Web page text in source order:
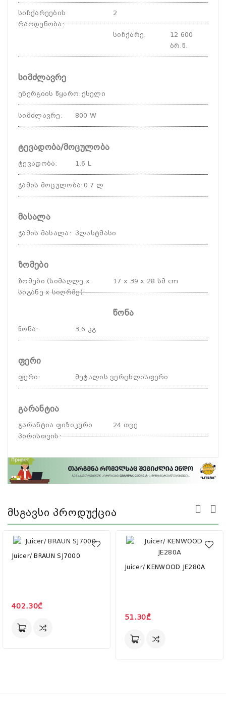
სიჩქარეების
რაოდენობა:
2
სიჩქარე:
12 600
ბრ.წ.
სიმძლავრე
ენერგიის წყარო: ქსელი
სიმძლავრე : 800 W
ტევადობა/მოცულობა
ტევადობა: 1.6 L
ჯამის მოცულობა: 0.7 ლ
მასალა
ჯამის მასალა : პლასტმასი
ზომები
ზომები (სიმაღლე x
სიგანე x სიღრმე):
17 x 39 x 28 სმ cm
წონა
წონა: 3.6 კგ
ფერი
ფერი: მეტალის ვერცხლისფერი
გარანტია
გარანტია ფიზიკური
პირისთვის:
24 თვე
Მსგავსი Პროდუქცია
Juicer/ BRAUN SJ7000
402.30₾
Juicer/ KENWOOD JE280A
51.30₾